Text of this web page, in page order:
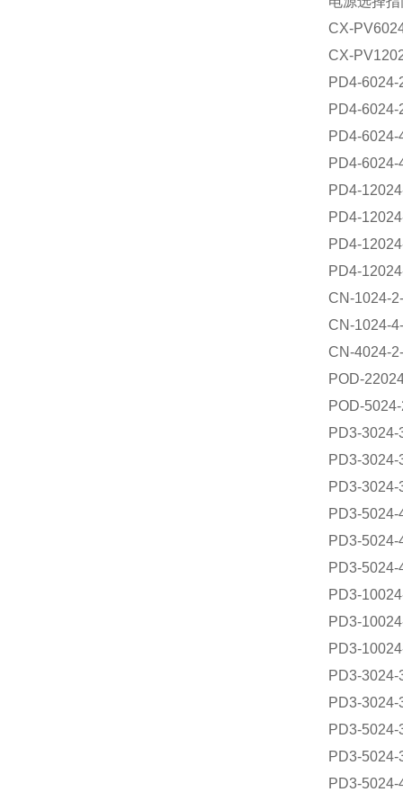
CX-
CX-
PD4-6024-
PD4-6024-
PD4-6024-
PD4-6024-
PD4-
PD4-
PD4-
PD4-
CN-1024-
CN-1024-
CN-4024-
POD-
POD-
PD3-3024-
PD3-3024-
PD3-3024-
PD3-5024-
PD3-5024-
PD3-5024-
PD3-
PD3-
PD3-
PD3-3024-
PD3-3024-
PD3-5024-
PD3-5024-
PD3-5024-